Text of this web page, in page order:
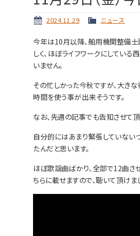
2024.11.29 ニュース
今年は10月以降、舶用機関整備士
しく、ほぼライフワークにしてい
いません。
その忙しかった今秋ですが、大き
時間を使う事が出来そうです。
なお、先週の記事でも告知させて
自分的にはあまり緊張していない
たんだと思います。
ほぼ歌謡曲ばかり、全部で12曲さ
ちらに載せますので、聴いて頂けま